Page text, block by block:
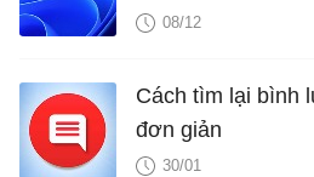
08/12
Cách tìm lại bình
đơn giản
30/01